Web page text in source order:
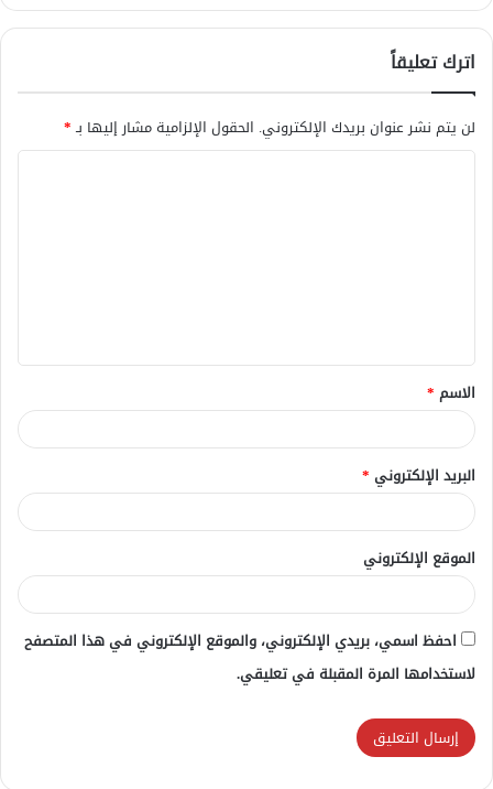
اترك تعليقاً
لن يتم نشر عنوان بريدك الإلكتروني. الحقول الإلزامية مشار إليها بـ*
ق
*
الاسم *
البريد الإلكتروني *
الموقع الإلكتروني
احفظ اسمي، بريدي الإلكتروني، والموقع الإلكتروني في هذا المتصفح
لاستخدامها المرة المقبلة في تعليقي.